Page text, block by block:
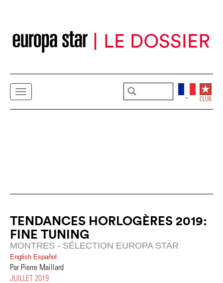
TENDANCES HORLOGÈRES 2019:
FINE TUNING
MONTRES - SÉLECTION EUROPA STAR
English Español
Par Pierre Maillard
JUILLET 2019